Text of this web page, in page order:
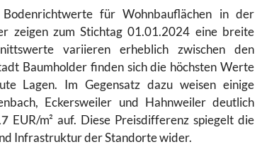
für Wohnbauflächen in der
zeigen zum Stichtag 01.01.2024 eine breite
variieren erheblich zwischen den
Baumholder finden sich die höchsten Werte
Lagen. Im Gegensatz dazu weisen einige
Eckersweiler und Hahnweiler deutlich
EUR/m² auf. Diese Preisdifferenz spiegelt die
Infrastruktur der Standorte wider.